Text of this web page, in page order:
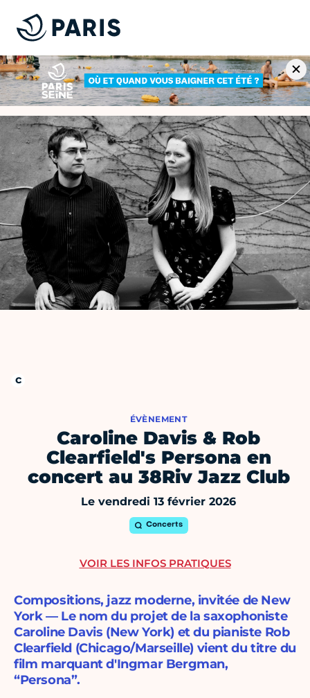
ÉVÈNEMENT
Caroline Davis & Rob
Clearfield's Persona en
concert au 38Riv Jazz Club
Le vendredi 13 février 2026
Concerts
Compositions, jazz moderne, invitée de New
York — Le nom du projet de la saxophoniste
Caroline Davis (New York) et du pianiste Rob
Clearfield (Chicago/Marseille) vient du titre du
film marquant d'Ingmar Bergman,
“Persona”.
VOIR LES INFOS PRATIQUES